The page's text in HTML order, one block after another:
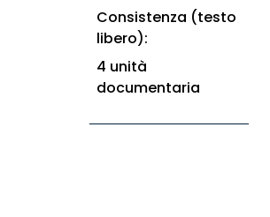
Consistenza (testo
libero):
4 unità
documentaria